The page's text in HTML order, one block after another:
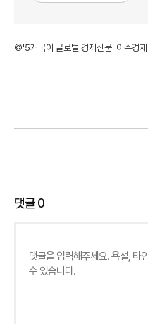
©'5개국어 글로벌 경제신문' 아주경제.
댓글0